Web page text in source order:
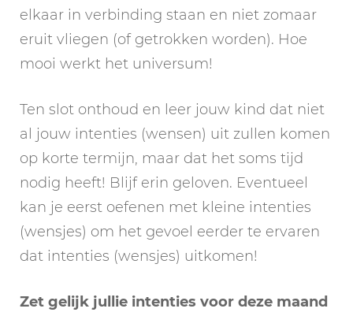
elkaar in verbinding staan en niet zomaar
eruit vliegen (of getrokken worden). Hoe
mooi werkt het universum!
Ten slot onthoud en leer jouw kind dat niet
al jouw intenties (wensen) uit zullen komen
op korte termijn, maar dat het soms tijd
nodig heeft! Blijf erin geloven. Eventueel
kan je eerst oefenen met kleine intenties
(wensjes) om het gevoel eerder te ervaren
dat intenties (wensjes) uitkomen!
Zet gelijk jullie intenties voor deze maand